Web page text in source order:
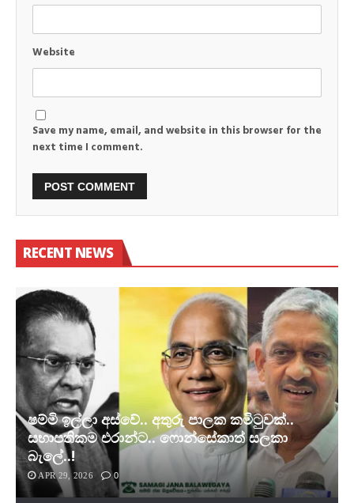
Website
Save my name, email, and website in this browser for the
next time I comment.
RECENT NEWS
ෂම්මි ඉල්ලා අස්වේ.. අතුරු පාලක කමිටුවක්..
සභාපතිකම එරාන්ට.. ෆොන්සේකාත් සලකා
බැලේ..!
APR 29, 2026 0